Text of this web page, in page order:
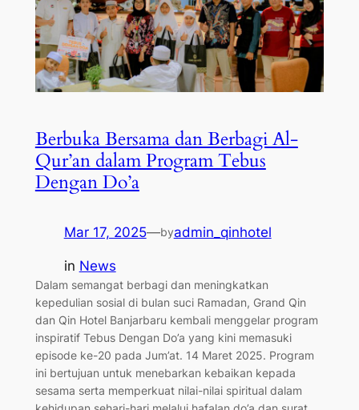
Berbuka Bersama dan Berbagi Al-
Qur’an dalam Program Tebus
Dengan Do’a
Mar 17, 2025—byadmin_qinhotel
in News
Dalam semangat berbagi dan meningkatkan
kepedulian sosial di bulan suci Ramadan, Grand Qin
dan Qin Hotel Banjarbaru kembali menggelar program
inspiratif Tebus Dengan Do’a yang kini memasuki
episode ke-20 pada Jum’at. 14 Maret 2025. Program
ini bertujuan untuk menebarkan kebaikan kepada
sesama serta memperkuat nilai-nilai spiritual dalam